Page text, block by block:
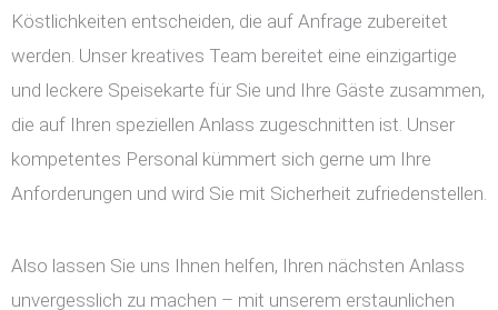
Köstlichkeiten entscheiden, die auf Anfrage zubereitet
werden. Unser kreatives Team bereitet eine einzigartige
und leckere Speisekarte für Sie und Ihre Gäste zusammen,
die auf Ihren speziellen Anlass zugeschnitten ist. Unser
kompetentes Personal kümmert sich gerne um Ihre
Anforderungen und wird Sie mit Sicherheit zufriedenstellen.
Also lassen Sie uns Ihnen helfen, Ihren nächsten Anlass
unvergesslich zu machen – mit unserem erstaunlichen